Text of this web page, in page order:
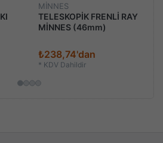
MİNNES
TELESKOPİK FRENLİ RAY
MİNNES (46mm)
₺238,74'dan
* KDV Dahildir